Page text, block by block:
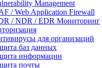
Management
/ Web Application Firewall
/ NDR / EDR Мониторинг
для организаций
баз данных
информации
почты